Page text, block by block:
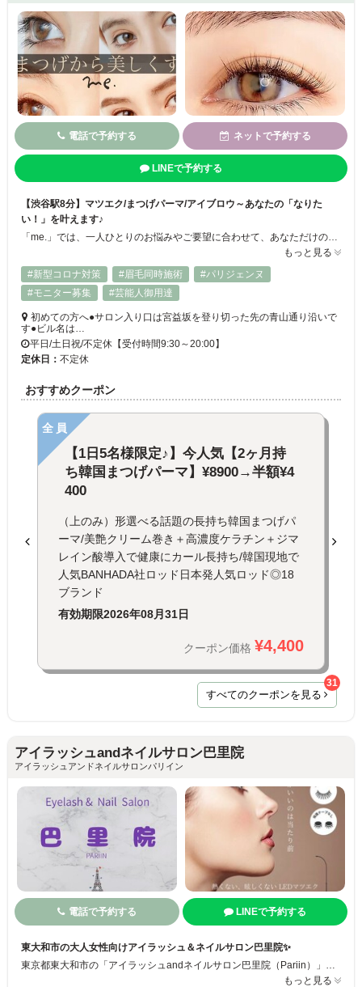
電話で予約する ネットで予約する
LINEで予約する
【渋谷駅8分】マツエク/まつげパーマ/アイブロウ～あなたの「なりた
い！」を叶えます♪
「me.」では、一人ひとりのお悩みやご要望に合わせて、あなただけの「目元の正解ルール」を導き出します♪ 自まつげや目の形を考慮し、自然でぱっちりとした目元を長持ちさせられるように、効果的な施術法をご提案◎ マツエク、まつげパーマ、アイブロウの3つのメニューをご用意！ 掛け合わせも可能なので、ご希望に合わせてお選びください♪ 「me.」で、あなただけの「なりたい！」を叶えてみませんか？ ご来店をお待
もっと見る
#新型コロナ対策
#眉毛同時施術
#パリジェンヌ
#モニター募集
#芸能人御用達
初めての方へ●サロン入り口は宮益坂を登り切った先の青山通り沿いで
す●ビル名は…
平日/土日祝/不定休【受付時間9:30～20:00】
定休日： 不定休
おすすめクーポン
全員
【1日5名様限定♪】今人気【2ヶ月持
ち韓国まつげパーマ】¥8900→半額¥4
400
（上のみ）形選べる話題の長持ち韓国まつげパ
ーマ/美艶クリーム巻き＋高濃度ケラチン＋ジマ
レイン酸導入で健康にカール長持ち/韓国現地で
人気BANHADA社ロッド日本発人気ロッド◎18
ブランド
有効期限2026年08月31日
クーポン価格 ¥4,400
すべてのクーポンを見る
31
アイラッシュandネイルサロン巴里院
アイラッシュアンドネイルサロンパリイン
電話で予約する LINEで予約する
東大和市の大人女性向けアイラッシュ＆ネイルサロン巴里院✨
もっと見る